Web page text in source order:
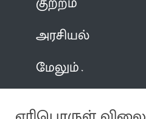
அரசியல்
மேலும்